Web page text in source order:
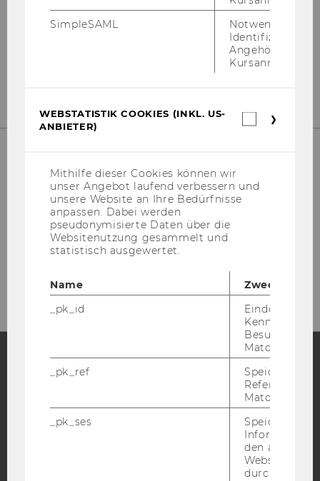
Bitte klicken Sie hier um sich für
den Newsletter anzumelden!
Blog
Bluesky
SimpleSAML
Notwendig zur
Identifizierung
Angehörige/r für
Kursanmeldung.
WEBSTATISTIK COOKIES (INKL. US-
ANBIETER)
Mithilfe dieser Cookies können wir
unser Angebot laufend verbessern und
unsere Website an Ihre Bedürfnisse
anpassen. Dabei werden
pseudonymisierte Daten über die
Websitenutzung gesammelt und
statistisch ausgewertet.
Name
Zweck
_pk_id
Eindeutige
Besuchers
Matomo.
_pk_ref
Speicherung
Referrers
Matomo.
_pk_ses
Speicherung
den aktuellen
durch